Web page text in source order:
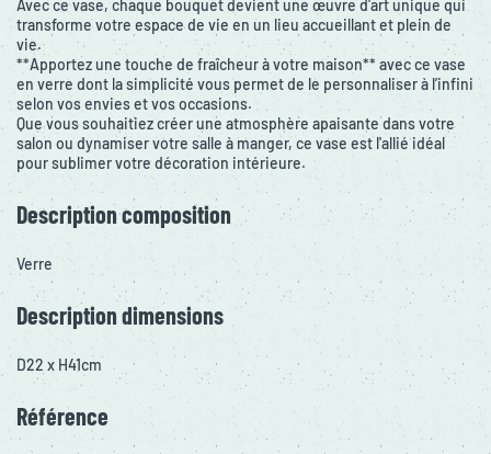
Avec ce vase, chaque bouquet devient une œuvre d'art unique qui
transforme votre espace de vie en un lieu accueillant et plein de
vie.
**Apportez une touche de fraîcheur à votre maison** avec ce vase
en verre dont la simplicité vous permet de le personnaliser à l’infini
selon vos envies et vos occasions.
Que vous souhaitiez créer une atmosphère apaisante dans votre
salon ou dynamiser votre salle à manger, ce vase est l'allié idéal
pour sublimer votre décoration intérieure.
Description composition
Verre
Description dimensions
D22 x H41cm
Référence